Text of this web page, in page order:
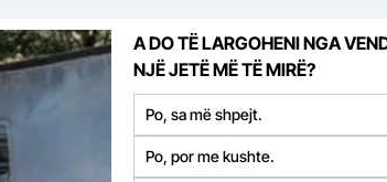
A DO TË LARGOHENI NGA
NJË JETË MË TË MIRË?
Po, sa më shpejt.
Po, por me kushte.